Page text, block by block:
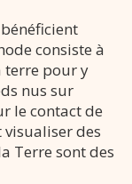
consiste à
terre pour y
nus sur
le contact de
visualiser des
Terre sont des